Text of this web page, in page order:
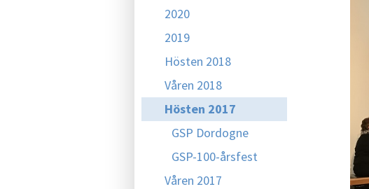
2020
2019
Hösten 2018
Våren 2018
Hösten 2017
GSP Dordogne
GSP-100-årsfest
Våren 2017